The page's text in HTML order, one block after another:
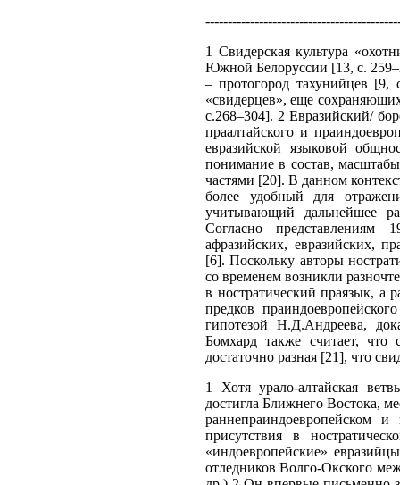
1 Свидерская культура
Южной Белоруссии [13, с.
– протогород тахунийцев
«свидерцев», еще
с.268–304]. 2 Евразийский/
праалтайского и
евразийской языковой
понимание в состав,
частями [20]. В данном
более удобный для
учитывающий дальнейшее
Согласно представлениям
афразийских, евразийских,
[6]. Поскольку авторы
со временем возникли
в ностратический праязык, а
предков
гипотезой Н.Д.Андреева,
Бомхард также считает, что
достаточно разная [21], что
1 Хотя урало-алтайская
достигла Ближнего Востока,
раннепраиндоевропейском
присутствия в
«индоевропейские»
отледников Волго-Окского